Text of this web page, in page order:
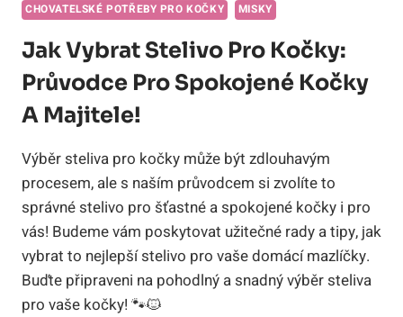
CHOVATELSKÉ POTŘEBY PRO KOČKY MISKY
Jak Vybrat Stelivo Pro Kočky:
Průvodce Pro Spokojené Kočky
A Majitele!
Výběr steliva pro kočky může být zdlouhavým
procesem, ale s naším průvodcem si zvolíte to
správné stelivo pro šťastné a spokojené kočky i pro
vás! Budeme vám poskytovat užitečné rady a tipy, jak
vybrat to nejlepší stelivo pro vaše domácí mazlíčky.
Buďte připraveni na pohodlný a snadný výběr steliva
pro vaše kočky! 🐾🐱